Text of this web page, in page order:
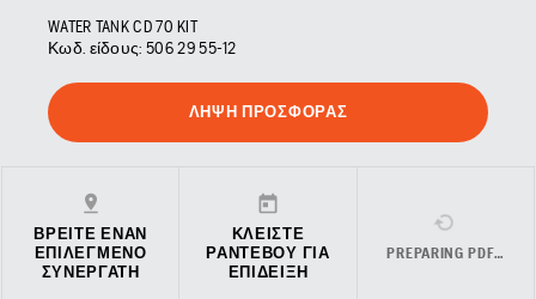
WATER TANK CD 70 KIT
Κωδ. είδους: 506 29 55‑12
ΛΉΨΗ ΠΡΟΣΦΟΡΆΣ
ΒΡΕΊΤΕ ΈΝΑΝ
ΕΠΙΛΕΓΜΈΝΟ
ΣΥΝΕΡΓΆΤΗ
ΚΛΕΊΣΤΕ
ΡΑΝΤΕΒΟΎ ΓΙΑ
ΕΠΊΔΕΙΞΗ
PREPARING PDF…